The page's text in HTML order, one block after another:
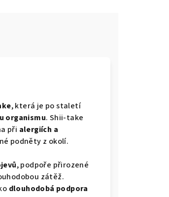
, která je po staletí
organismu. Shii-take
při alergiích a
podněty z okolí.
, podpoře přirozené
zátěž.
dlouhodobá podpora